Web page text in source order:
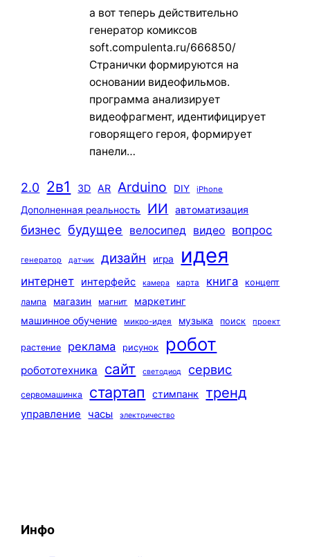
а вот теперь действительно
генератор комиксов
soft.compulenta.ru/666850/
Странички формируются на
основании видеофильмов.
программа анализирует
видеофрагмент, идентифицирует
говорящего героя, формирует
панели…
2.0 2в1 3D AR Arduino DIY iPhone
Дополненная реальность ИИ автоматизация
бизнес будущее велосипед видео вопрос
генератор датчик дизайн игра идея
интернет интерфейс камера карта книга
концепт
лампа
магазин магнит
маркетинг
машинное обучение
микро-идея музыка поиск проект
растение реклама рисунок робот
робототехника сайт светодиод сервис
сервомашинка стартап стимпанк тренд
управление часы электричество
Инфо